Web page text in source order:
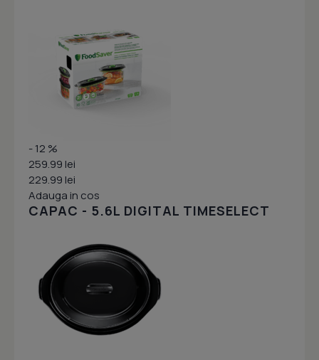
- 12 %
259.99 lei
229.99 lei
Adauga in cos
CAPAC - 5.6L DIGITAL TIMESELECT